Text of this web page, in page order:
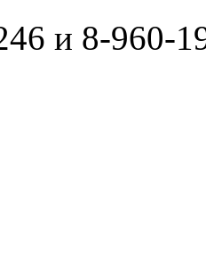
и 8-960-